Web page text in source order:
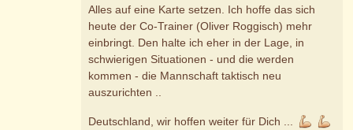
Alles auf eine Karte setzen. Ich hoffe das sich
heute der Co-Trainer (Oliver Roggisch) mehr
einbringt. Den halte ich eher in der Lage, in
schwierigen Situationen - und die werden
kommen - die Mannschaft taktisch neu
auszurichten ..
Deutschland, wir hoffen weiter für Dich ...